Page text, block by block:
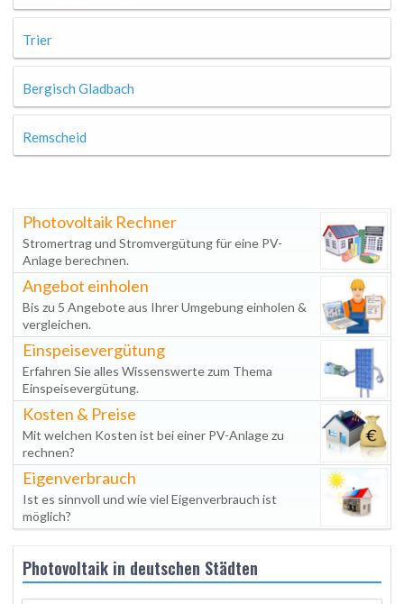
Trier
Bergisch Gladbach
Remscheid
Photovoltaik Rechner
Stromertrag und Stromvergütung für eine PV-
Anlage berechnen.
Angebot einholen
Bis zu 5 Angebote aus Ihrer Umgebung einholen &
vergleichen.
Einspeisevergütung
Erfahren Sie alles Wissenswerte zum Thema
Einspeisevergütung.
Kosten & Preise
Mit welchen Kosten ist bei einer PV-Anlage zu
rechnen?
Eigenverbrauch
Ist es sinnvoll und wie viel Eigenverbrauch ist
möglich?
Photovoltaik in deutschen Städten